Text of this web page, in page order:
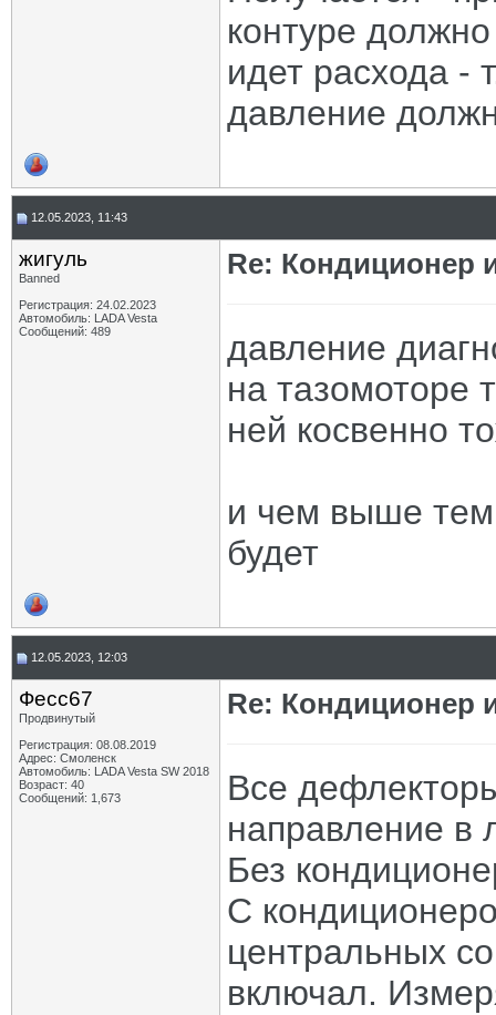
контуре
идет расхода -
давление
12.05.2023, 11:43
жигуль
Banned
Регистрация: 24.02.2023
Автомобиль: LADA Vesta
Сообщений: 489
Re: Кондиционер
давление
на тазомоторе
ней косвенно
и чем выше
будет
12.05.2023, 12:03
Фесс67
Продвинутый
Регистрация: 08.08.2019
Адрес: Смоленск
Автомобиль: LADA Vesta SW 2018
Возраст: 40
Сообщений: 1,673
Re: Кондиционер
Все
направление в
Без
С
центральных
включал.